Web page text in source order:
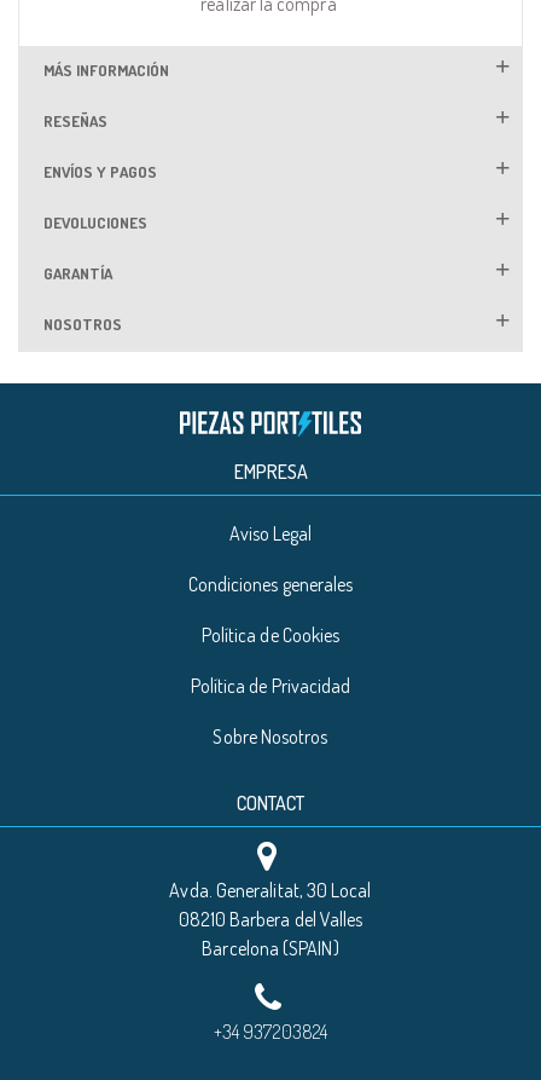
MÁS INFORMACIÓN
RESEÑAS
ENVÍOS Y PAGOS
DEVOLUCIONES
GARANTÍA
NOSOTROS
EMPRESA
Aviso Legal
Condiciones generales
Política de Cookies
Política de Privacidad
Sobre Nosotros
CONTACT
Avda. Generalitat, 30 Local
08210 Barbera del Valles
Barcelona (SPAIN)
+34 937203824